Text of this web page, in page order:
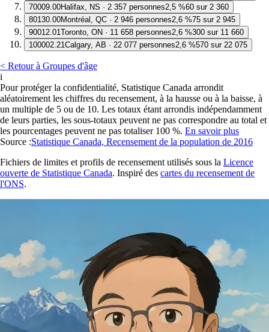
70009.00Halifax, NS · 2 357 personnes2,5 %60 sur 2 360
80130.00Montréal, QC · 2 946 personnes2,6 %75 sur 2 945
90012.01Toronto, ON · 11 658 personnes2,6 %300 sur 11 660
100002.21Calgary, AB · 22 077 personnes2,6 %570 sur 22 075
< Retour à Groupes d'âge
i
Pour protéger la confidentialité, Statistique Canada arrondit
aléatoirement les chiffres du recensement, à la hausse ou à la baisse, à
un multiple de 5 ou de 10. Les totaux étant arrondis indépendamment
de leurs parties, les sous-totaux peuvent ne pas correspondre au total et
les pourcentages peuvent ne pas totaliser 100 %. En savoir plus
Source :Statistique Canada, Recensement de la population de 2016
Fichiers de limites et profils de recensement utilisés sous la Licence
ouverte de Statistique Canada. Inspiré des cartes du recensement de
l'ONS.